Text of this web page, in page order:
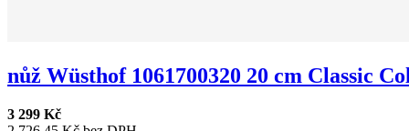
nůž Wüsthof 1061700320 20 cm Classic
3 299 Kč